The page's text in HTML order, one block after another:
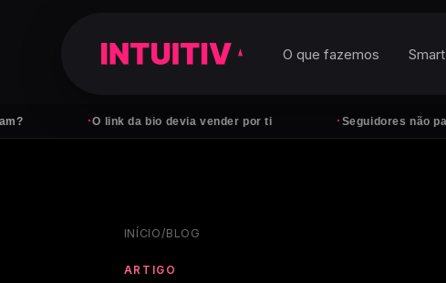
O link da bio devia vender por ti Seguidores não pagam
O que fazemos
INÍCIO/BLOG
ARTIGO